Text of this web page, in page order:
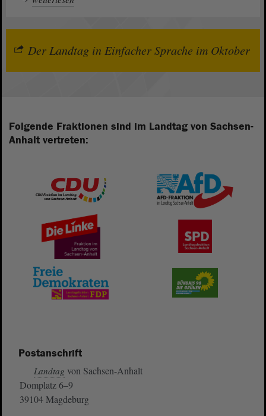
Der Landtag in Einfacher Sprache im Oktober
Folgende Fraktionen sind im Landtag von Sachsen-
Anhalt vertreten:
Postanschrift
Landtag von Sachsen-Anhalt
Domplatz 6–9
39104 Magdeburg